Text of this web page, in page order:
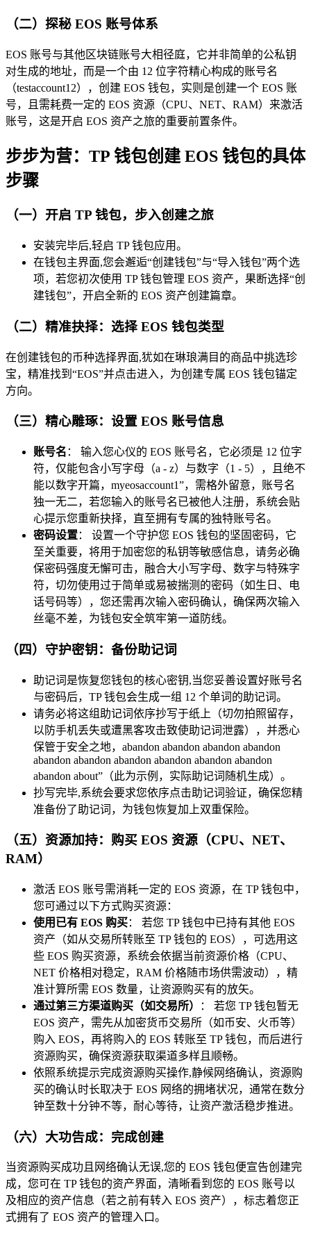
（二）探秘 EOS 账号体系
EOS 账号与其他区块链账号大相径庭，它并非简单的公私钥
对生成的地址，而是一个由 12 位字符精心构成的账号名
（testaccount12），创建 EOS 钱包，实则是创建一个 EOS 账
号，且需耗费一定的 EOS 资源（CPU、NET、RAM）来激活
账号，这是开启 EOS 资产之旅的重要前置条件。
步步为营：TP 钱包创建 EOS 钱包的具体
步骤
（一）开启 TP 钱包，步入创建之旅
安装完毕后,轻启 TP 钱包应用。
在钱包主界面,您会邂逅“创建钱包”与“导入钱包”两个选
项，若您初次使用 TP 钱包管理 EOS 资产，果断选择“创
建钱包”，开启全新的 EOS 资产创建篇章。
（二）精准抉择：选择 EOS 钱包类型
在创建钱包的币种选择界面,犹如在琳琅满目的商品中挑选珍
宝，精准找到“EOS”并点击进入，为创建专属 EOS 钱包锚定
方向。
（三）精心雕琢：设置 EOS 账号信息
账号名 ： 输入您心仪的 EOS 账号名，它必须是 12 位字
符，仅能包含小写字母（a - z）与数字（1 - 5），且绝不
能以数字开篇，myeosaccount1”，需格外留意，账号名
独一无二，若您输入的账号名已被他人注册，系统会贴
心提示您重新抉择，直至拥有专属的独特账号名。
密码设置： 设置一个守护您 EOS 钱包的坚固密码，它
至关重要，将用于加密您的私钥等敏感信息，请务必确
保密码强度无懈可击，融合大小写字母、数字与特殊字
符，切勿使用过于简单或易被揣测的密码（如生日、电
话号码等），您还需再次输入密码确认，确保两次输入
丝毫不差，为钱包安全筑牢第一道防线。
（四）守护密钥：备份助记词
助记词是恢复您钱包的核心密钥,当您妥善设置好账号名
与密码后，TP 钱包会生成一组 12 个单词的助记词。
请务必将这组助记词依序抄写于纸上（切勿拍照留存，
以防手机丢失或遭黑客攻击致使助记词泄露），并悉心
保管于安全之地，abandon abandon abandon abandon
abandon abandon abandon abandon abandon abandon
abandon about”（此为示例，实际助记词随机生成）。
抄写完毕,系统会要求您依序点击助记词验证，确保您精
准备份了助记词，为钱包恢复加上双重保险。
（五）资源加持：购买 EOS 资源（CPU、NET、
RAM）
激活 EOS 账号需消耗一定的 EOS 资源，在 TP 钱包中，
您可通过以下方式购买资源：
使用已有 EOS 购买： 若您 TP 钱包中已持有其他 EOS
资产（如从交易所转账至 TP 钱包的 EOS），可选用这
些 EOS 购买资源，系统会依据当前资源价格（CPU、
NET 价格相对稳定，RAM 价格随市场供需波动），精
准计算所需 EOS 数量，让资源购买有的放矢。
通过第三方渠道购买（如交易所）
： 若您 TP 钱包暂无
EOS 资产，需先从加密货币交易所（如币安、火币等）
购入 EOS，再将购入的 EOS 转账至 TP 钱包，而后进行
资源购买，确保资源获取渠道多样且顺畅。
依照系统提示完成资源购买操作,静候网络确认，资源购
买的确认时长取决于 EOS 网络的拥堵状况，通常在数分
钟至数十分钟不等，耐心等待，让资产激活稳步推进。
（六）大功告成：完成创建
当资源购买成功且网络确认无误,您的 EOS 钱包便宣告创建完
成，您可在 TP 钱包的资产界面，清晰看到您的 EOS 账号以
及相应的资产信息（若之前有转入 EOS 资产），标志着您正
式拥有了 EOS 资产的管理入口。